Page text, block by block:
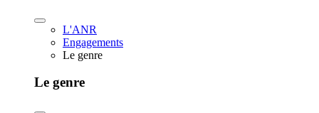
L'ANR
Engagements
Le genre
Le genre